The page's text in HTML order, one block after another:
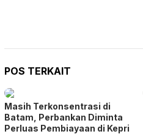
POS TERKAIT
Masih Terkonsentrasi di
Batam, Perbankan Diminta
Perluas Pembiayaan di Kepri